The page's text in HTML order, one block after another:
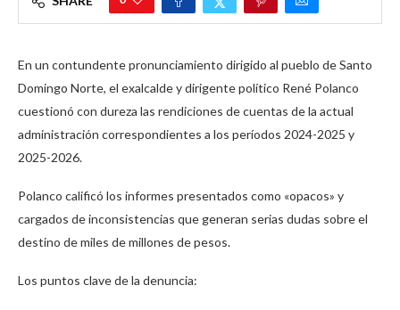
En un contundente pronunciamiento dirigido al pueblo de Santo
Domingo Norte, el exalcalde y dirigente político René Polanco
cuestionó con dureza las rendiciones de cuentas de la actual
administración correspondientes a los períodos 2024-2025 y
2025-2026.
Polanco calificó los informes presentados como «opacos» y
cargados de inconsistencias que generan serias dudas sobre el
destino de miles de millones de pesos.
Los puntos clave de la denuncia: